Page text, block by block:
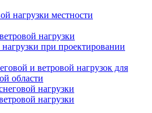
нагрузки местности
нагрузки
нагрузки при проектировании
и ветровой нагрузок для
области
нагрузки
нагрузки